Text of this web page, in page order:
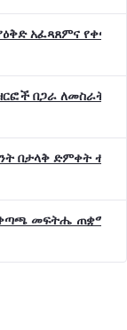
አፈጻጸምና
በጋራ ለመስራት
በታላቅ ድምቀት
መፍትሔ ጠቋሚ